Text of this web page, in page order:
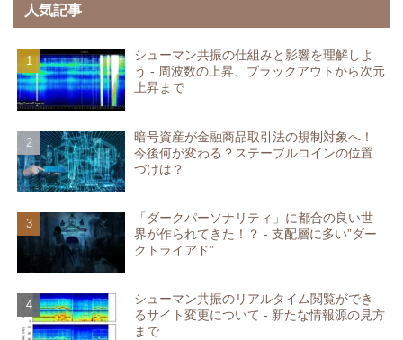
人気記事
シューマン共振の仕組みと影響を理解しよ
う - 周波数の上昇、ブラックアウトから次元
上昇まで
暗号資産が金融商品取引法の規制対象へ！
今後何が変わる？ステーブルコインの位置
づけは？
「ダークパーソナリティ」に都合の良い世
界が作られてきた！？ - 支配層に多い”ダー
クトライアド”
シューマン共振のリアルタイム閲覧ができ
るサイト変更について - 新たな情報源の見方
まで